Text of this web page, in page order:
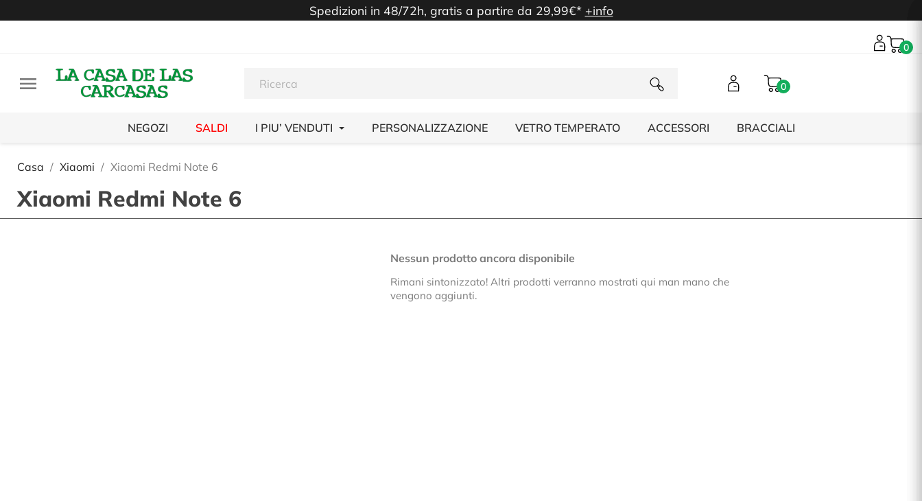
Spedizioni in 48/72h, gratis a partire da 29,99€* +info
0
 0
NEGOZI SALDI I PIU’ VENDUTI PERSONALIZZAZIONE VETRO TEMPERATO ACCESSORI BRACCIALI
Casa Xiaomi Xiaomi Redmi Note 6
Xiaomi Redmi Note 6
Nessun prodotto ancora disponibile
Rimani sintonizzato! Altri prodotti verranno mostrati qui man mano che
vengono aggiunti.